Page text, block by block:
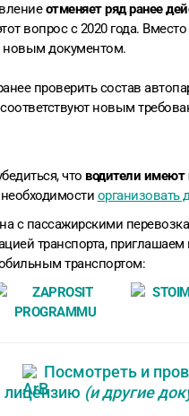
отменяет ряд ранее
вопрос с 2020 года.
новым документом.
проверить состав
новым
что водители
организовать
с пассажирскими
транспорта,
транспортом:
Посмотреть и
лицензию (и другие